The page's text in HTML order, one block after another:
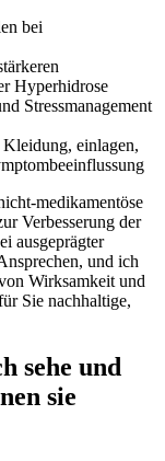
bei‌
Hyperhidrose
Stressmanagement
einlagen,
medikamentöse
Verbesserung der⁤
ausgeprägter
und ich
Wirksamkeit ⁤und
Sie nachhaltige,
sehe und⁢
sie